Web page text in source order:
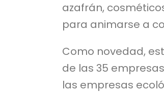
azafrán,
para animarse a
Como novedad,
de las 35
las empresas